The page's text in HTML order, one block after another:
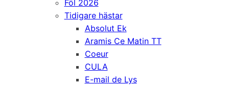
Föl 2026
Tidigare hästar
Absolut Ek
Aramis Ce Matin TT
Coeur
CULA
E-mail de Lys